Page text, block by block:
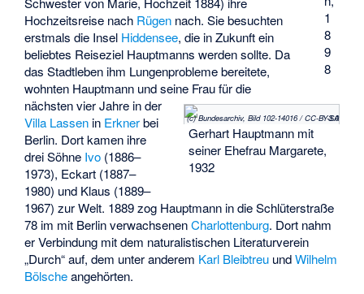
1
8
9
8
(c) Bundesarchiv, Bild 102-14016 / CC-BY-SA 3.0
Gerhart Hauptmann mit
seiner Ehefrau Margarete,
1932
Hochzeitsreise nach Rügen nach. Sie besuchten
erstmals die Insel Hiddensee, die in Zukunft ein
beliebtes Reiseziel Hauptmanns werden sollte. Da
das Stadtleben ihm Lungenprobleme bereitete,
wohnten Hauptmann und seine Frau für die
nächsten vier Jahre in der
Villa Lassen in Erknerbei
Berlin. Dort kamen ihre
drei Söhne Ivo (1886–
1973), Eckart (1887–
1980) und Klaus (1889–
1967) zur Welt. 1889 zog Hauptmann in die Schlüterstraße
78 im mit Berlin verwachsenenCharlottenburg. Dort nahm
er Verbindung mit dem naturalistischen Literaturverein
„Durch“ auf, dem unter anderem Karl Bleibtreu undWilhelm
Bölscheangehörten.